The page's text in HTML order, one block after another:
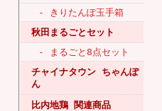
- きりたんぽ玉手箱
秋田まるごとセット
- まるごと8点セット
チャイナタウン ちゃんぽ
ん
比内地鶏 関連商品